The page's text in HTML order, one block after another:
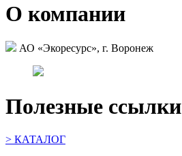
О компании
АО «Экоресурс», г. Воронеж
Полезные ссылки
> КАТАЛОГ